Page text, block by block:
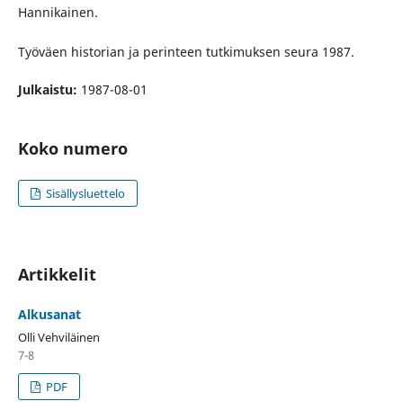
Hannikainen.
Työväen historian ja perinteen tutkimuksen seura 1987.
Julkaistu: 1987-08-01
Koko numero
Sisällysluettelo
Artikkelit
Alkusanat
Olli Vehviläinen
7-8
PDF